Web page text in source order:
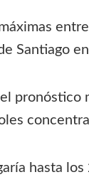
Santiago
hasta